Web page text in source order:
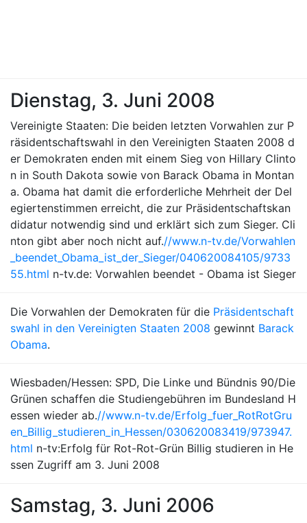
Dienstag, 3. Juni 2008
Vereinigte Staaten: Die beiden letzten Vorwahlen zur P
räsidentschaftswahl in den Vereinigten Staaten 2008 d
er Demokraten enden mit einem Sieg von Hillary Clinto
n in South Dakota sowie von Barack Obama in Montan
a. Obama hat damit die erforderliche Mehrheit der Del
egiertenstimmen erreicht, die zur Präsidentschaftskan
didatur notwendig sind und erklärt sich zum Sieger. Cli
nton gibt aber noch nicht auf.//www.n-tv.de/Vorwahlen
_beendet_Obama_ist_der_Sieger/040620084105/9733
55.html n-tv.de: Vorwahlen beendet - Obama ist Sieger
Die Vorwahlen der Demokraten für die Präsidentschaft
swahl in den Vereinigten Staaten 2008 gewinnt Barack
Obama.
Wiesbaden/Hessen: SPD, Die Linke und Bündnis 90/Die
Grünen schaffen die Studiengebühren im Bundesland H
essen wieder ab.//www.n-tv.de/Erfolg_fuer_RotRotGru
en_Billig_studieren_in_Hessen/030620083419/973947.
html n-tv:Erfolg für Rot-Rot-Grün Billig studieren in He
ssen Zugriff am 3. Juni 2008
Samstag, 3. Juni 2006